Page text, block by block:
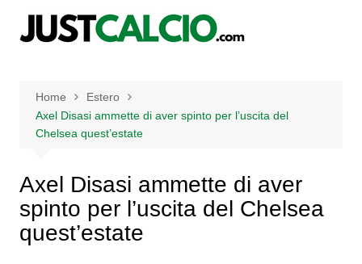
Home
Estero
Axel Disasi ammette di aver spinto per l’uscita del
Chelsea quest’estate
Axel Disasi ammette di aver
spinto per l’uscita del Chelsea
quest’estate